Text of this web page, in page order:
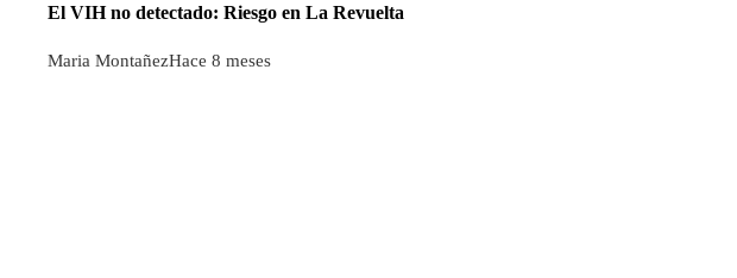
El VIH no detectado: Riesgo en La Revuelta
Maria MontañezHace 8 meses